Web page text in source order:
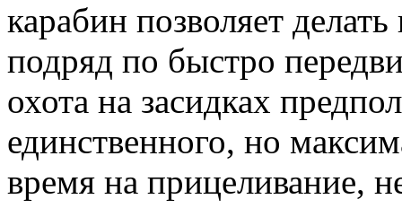
карабин позволяет
подряд по быстро
охота на засидках
единственного, но
время на прицеливание,